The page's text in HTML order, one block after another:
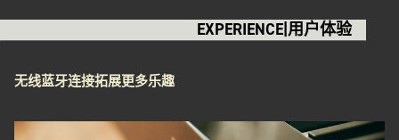
EXPERIENCE|用户体验
无线蓝牙连接拓展更多乐趣